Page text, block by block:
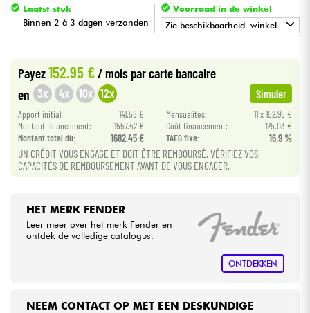
Viool & Quatuor
Kinderen
Kabels & toebehoren
HiFi
Sets
Laatst stuk
Binnen 2 à 3 dagen verzonden
Voorraad in de winkel
Zie beschikbaarheid. winkel
•
Payez152.95 € / mois par carte bancaire
en 3x 4x 10x 12x Simuler
Apport initial: 141.58 € Mensualités:
11 x 152.95 €
Montant financement:
1557.42 € Coût financement:
125.03 €
Montant total dù:
1682.45 € TAEG fixe: 16.9 %
UN CRÉDIT VOUS ENGAGE ET DOIT ÊTRE REMBOURSÉ. VÉRIFIEZ VOS
CAPACITÉS DE REMBOURSEMENT AVANT DE VOUS ENGAGER.
HET MERK FENDER
Leer meer over het merk Fender en
ontdek de volledige catalogus.
ONTDEKKEN
NEEM CONTACT OP MET EEN DESKUNDIGE